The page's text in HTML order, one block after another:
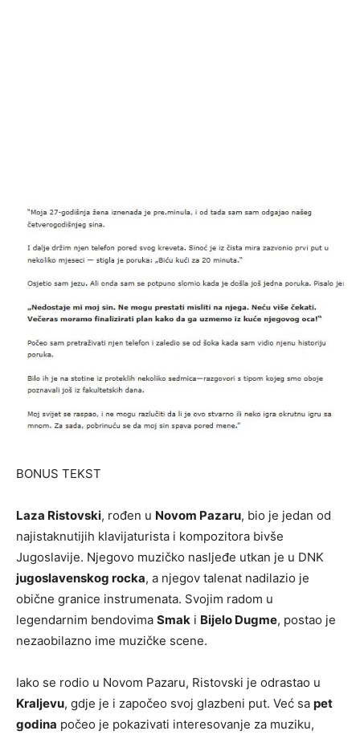
BONUS TEKST
Laza Ristovski, rođen u Novom Pazaru, bio je jedan od
najistaknutijih klavijaturista i kompozitora bivše
Jugoslavije. Njegovo muzičko nasljeđe utkan je u DNK
jugoslavenskog rocka, a njegov talenat nadilazio je
obične granice instrumenata. Svojim radom u
legendarnim bendovima Smak i Bijelo Dugme, postao je
nezaobilazno ime muzičke scene.
Iako se rodio u Novom Pazaru, Ristovski je odrastao u
Kraljevu, gdje je i započeo svoj glazbeni put. Već sa pet
godina počeo je pokazivati interesovanje za muziku,